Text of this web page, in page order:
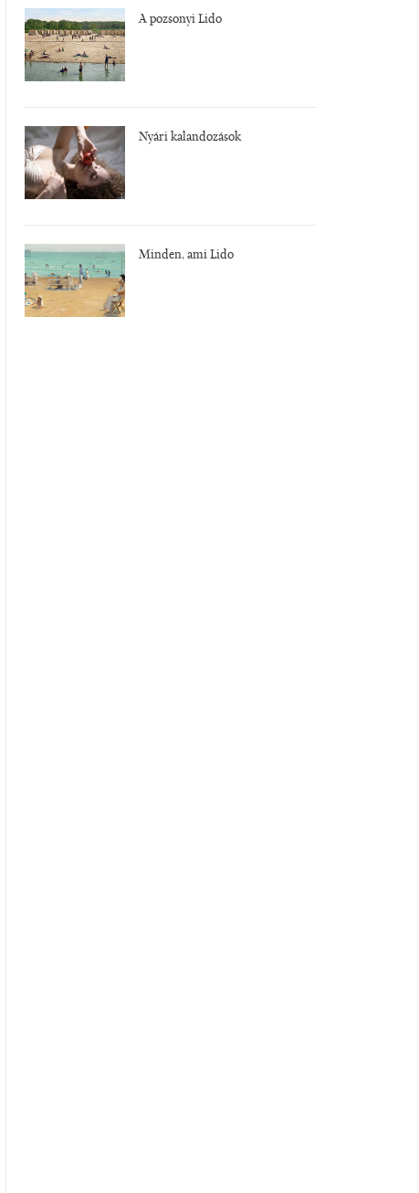
A pozsonyi Lido
Nyári kalandozások
Minden, ami Lido